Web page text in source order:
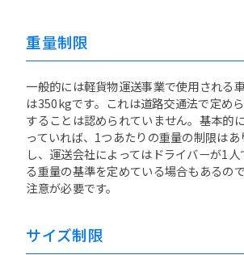
重量制限
一般的には軽貨物運送事業で使用される
は350kgです。これは道路交通法で定め
することは認められていません。基本的
っていれば、1つあたりの重量の制限は
し、運送会社によってはドライバーが1
る重量の基準を定めている場合もあるの
注意が必要です。
サイズ制限